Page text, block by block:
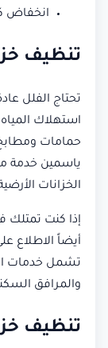
انخفاض
تنظيف
تحتاج الفلل
استهلاك
حمامات
ياسمين خدمة
الخزانات
إذا كنت تمتلك
أيضاً الاطلاع
تشمل خدمات
والمرافق
تنظيف